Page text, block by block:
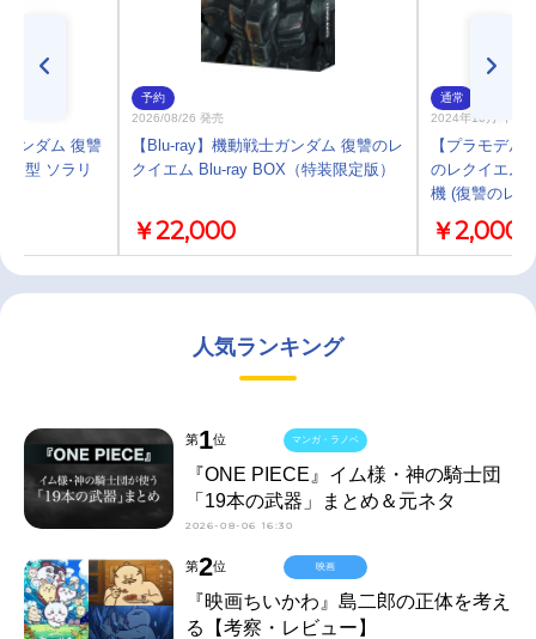
ンダム 復讐
Ｆ型 ソラリ
予約
2026/08/26 発売
【Blu-ray】機動戦士ガンダム 復讐のレ
クイエム Blu-ray BOX（特装限定版）
￥22,000
通常
2024年10月 中 発
【プラモデル
のレクイエム
機 (復讐のレ
￥2,000
人気ランキング
第1位
『ONE PIECE』イム様・神の騎士団
「19本の武器」まとめ＆元ネタ
2026-08-06 16:30
マンガ・ラノベ
第2位
『映画ちいかわ』島二郎の正体を考え
る【考察・レビュー】
映画